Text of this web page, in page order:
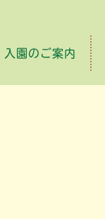
入園のご案内